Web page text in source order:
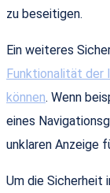
zu beseitigen.
Ein weiteres
Funktionalität der
können. Wenn
eines
unklaren Anzeige
Um die Sicherheit